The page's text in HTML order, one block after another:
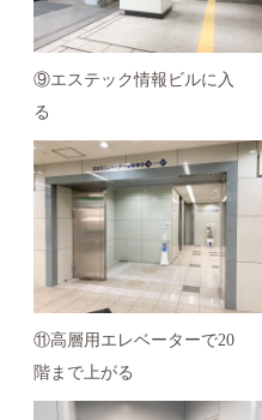
⑨エステック情報ビルに入
る
⑪高層用エレベーターで20
階まで上がる